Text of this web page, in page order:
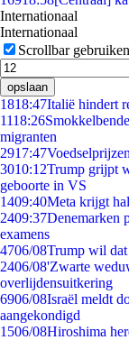
Internationaal
Internationaal
Scrollbar gebruiken
opslaan
1818:47Italië hindert
1118:26
migranten
2917:47
3010:12Trump grijpt
geboorte in VS
1409:40Meta krijgt
2409:37Denemarken
examens
4706/08Trump wil
2406/08'Zwarte
overlijdensuitkering
6906/08Israël meldt
aangekondigd
1506/08Hiroshima